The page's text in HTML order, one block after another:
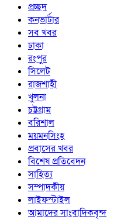
প্রচ্ছদ
কনভার্টার
সব খবর
ঢাকা
রংপুর
সিলেট
রাজশাহী
খুলনা
চট্টগ্রাম
বরিশাল
ময়মনসিংহ
প্রবাসের খবর
বিশেষ প্রতিবেদন
সাহিত্য
সম্পাদকীয়
লাইফস্টাইল
আমাদের সাংবাদিকবৃন্দ